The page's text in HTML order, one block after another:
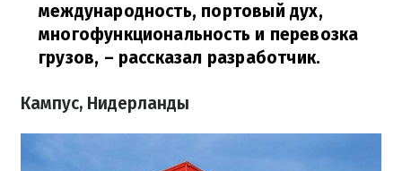
международность, портовый дух,
многофункциональность и перевозка
грузов, – рассказал разработчик.
Кампус, Нидерланды